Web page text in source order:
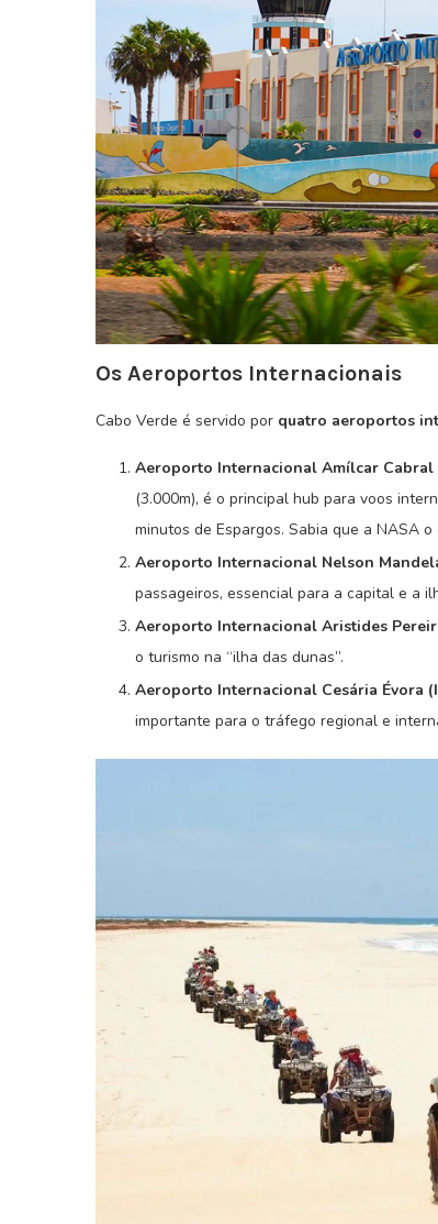
Os Aeroportos Internacionais
Cabo Verde é servido por quatro aeroportos
Aeroporto Internacional Amílcar Cabral
(3.000m), é o principal hub para voos
minutos de Espargos. Sabia que a NASA
Aeroporto Internacional Nelson
passageiros, essencial para a capital e a
Aeroporto Internacional Aristides
o turismo na “ilha das dunas”.
Aeroporto Internacional Cesária Évora
importante para o tráfego regional e